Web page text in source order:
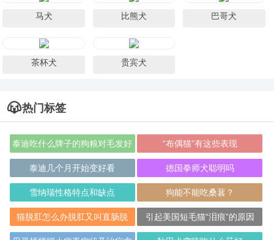
马犬 比熊犬 巴哥犬
茶杯犬 贵宾犬
热门标签
泰迪吃什么牌子的狗粮对毛发好 “布偶猫”有这些表现
泰迪几个月开始变好看 德国拳师犬聪明吗
雪纳瑞性格特点和缺点 狗能不能吃桑葚？
猫脱肛怎么办脱肛又叫直肠脱 引起美国短毛猫“泪痕”的原因